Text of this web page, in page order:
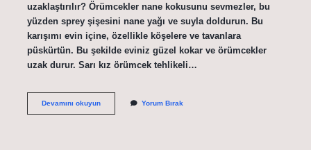
uzaklaştırılır? Örümcekler nane kokusunu sevmezler, bu
yüzden sprey şişesini nane yağı ve suyla doldurun. Bu
karışımı evin içine, özellikle köşelere ve tavanlara
püskürtün. Bu şekilde eviniz güzel kokar ve örümcekler
uzak durur. Sarı kız örümcek tehlikeli…
Devamını okuyunSarıkız
Yorum Bırak